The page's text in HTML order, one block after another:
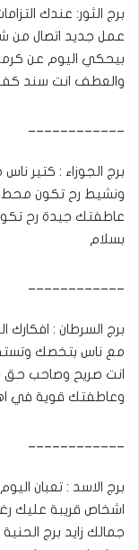
برج الثور: عندك
عمل جديد اتصال
بيحكي اليوم عن
والعطف انت سند
برج الجوزاء : كتير
ونشيط رح تكون محط
عاطفتك جيدة رح
بسلام
برج السرطان :
مع ناس بتخصك
انت صريح وصاحب
وعاطفتك قوية في
برج الاسد : تعبان
اشخاص قريبة عليك
جمالك زايد برج